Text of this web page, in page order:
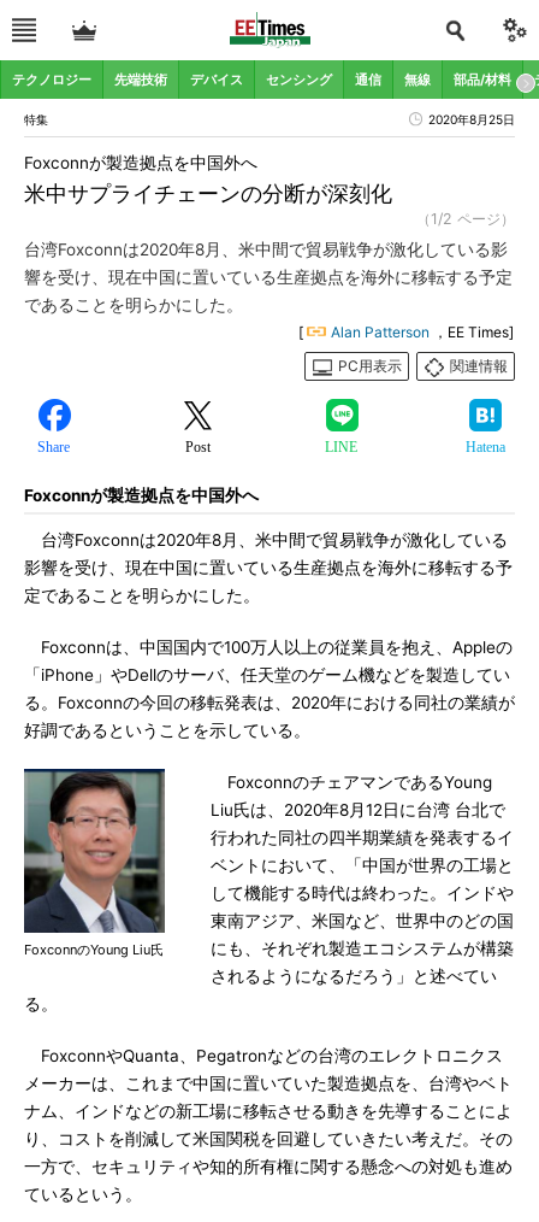
テクノロジー 先端技術 デバイス センシング 通信 無線 部品/材料
特集 2020年8月25日
米中サプライチェーンの分断が深刻化
Foxconnが製造拠点を中国外へ
（1/2 ページ）
台湾Foxconnは2020年8月、米中間で貿易戦争が激化している影
響を受け、現在中国に置いている生産拠点を海外に移転する予定
であることを明らかにした。
[ Alan Patterson ，EE Times]
PC用表示
関連情報
Share Post LINE Hatena
Foxconnが製造拠点を中国外へ
台湾Foxconnは2020年8月、米中間で貿易戦争が激化している
影響を受け、現在中国に置いている生産拠点を海外に移転する予
定であることを明らかにした。
Foxconnは、中国国内で100万人以上の従業員を抱え、Appleの
「iPhone」やDellのサーバ、任天堂のゲーム機などを製造してい
る。Foxconnの今回の移転発表は、2020年における同社の業績が
好調であるということを示している。
FoxconnのYoung Liu氏
FoxconnのチェアマンであるYoung
Liu氏は、2020年8月12日に台湾 台北で
行われた同社の四半期業績を発表するイ
ベントにおいて、「中国が世界の工場と
して機能する時代は終わった。インドや
東南アジア、米国など、世界中のどの国
にも、それぞれ製造エコシステムが構築
されるようになるだろう」と述べてい
る。
FoxconnやQuanta、Pegatronなどの台湾のエレクトロニクス
メーカーは、これまで中国に置いていた製造拠点を、台湾やベト
ナム、インドなどの新工場に移転させる動きを先導することによ
り、コストを削減して米国関税を回避していきたい考えだ。その
一方で、セキュリティや知的所有権に関する懸念への対処も進め
ているという。